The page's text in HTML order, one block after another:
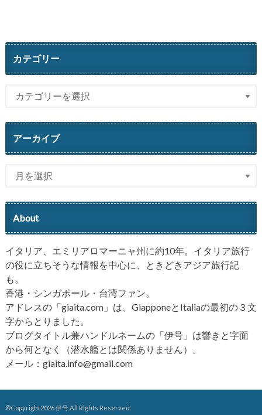
カテゴリー
アーカイブ
About
イタリア、エミリアロマーニャ州に約10年。イタリア旅行
の役に立ちそうな情報を中心に、ときどきアジア旅行記
も。
香港・シンガポール・台湾ファン。
アドレスの「giaita.com」は、GiapponeとItaliaの最初の３文
字からとりました。
ブログタイトル兼ハンドルネームの「伊号」は響きと字面
から何となく（潜水艦とは関係ありません）。
メール：giaita.info@gmail.com
©Copyright2026伊号.All Rights Reserved.